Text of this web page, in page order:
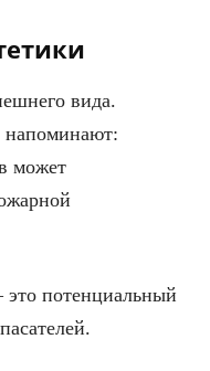
вида.
напоминают:
может
потенциальный